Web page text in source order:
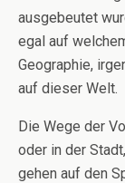
ausgebeutet
egal auf
Geographie,
auf dieser Welt.
Die Wege der
oder in der
gehen auf den